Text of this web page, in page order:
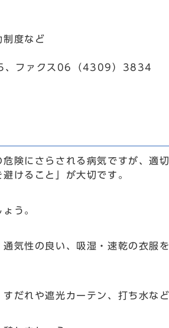
制度など
ファクス06（4309）3834
険にさらされる病気ですが、適
けること」が大切です。
う。
気性の良い、吸湿・速乾の衣服
だれや遮光カーテン、打ち水な